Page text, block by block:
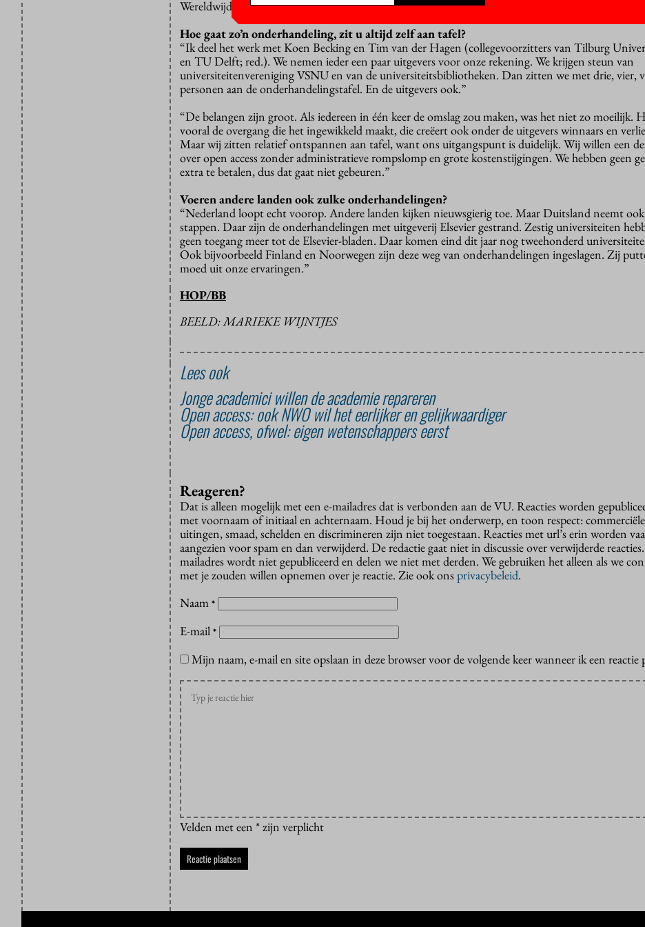
Wereldwijd gaat er zo’n zeven miljard euro in om.”
Hoe gaat zo’n onderhandeling, zit u altijd zelf aan tafel?
“Ik deel het werk met Koen Becking en Tim van der Hagen (collegevoorzitters van Tilburg
en TU Delft; red.). We nemen ieder een paar uitgevers voor onze rekening. We krijgen steun van
universiteitenvereniging VSNU en van de universiteitsbibliotheken. Dan zitten we met drie, vier,
personen aan de onderhandelingstafel. En de uitgevers ook.”
“De belangen zijn groot. Als iedereen in één keer de omslag zou maken, was het niet zo moeilijk.
vooral de overgang die het ingewikkeld maakt, die creëert ook onder de uitgevers winnaars en
Maar wij zitten relatief ontspannen aan tafel, want ons uitgangspunt is duidelijk. Wij willen een
over open access zonder administratieve rompslomp en grote kostenstijgingen. We hebben geen
extra te betalen, dus dat gaat niet gebeuren.”
Voeren andere landen ook zulke onderhandelingen?
“Nederland loopt echt voorop. Andere landen kijken nieuwsgierig toe. Maar Duitsland neemt
stappen. Daar zijn de onderhandelingen met uitgeverij Elsevier gestrand. Zestig universiteiten
geen toegang meer tot de Elsevier-bladen. Daar komen eind dit jaar nog tweehonderd
Ook bijvoorbeeld Finland en Noorwegen zijn deze weg van onderhandelingen ingeslagen. Zij
moed uit onze ervaringen.”
HOP/BB
BEELD: MARIEKE WIJNTJES
Lees ook
Jonge academici willen de academie repareren
Open access: ook NWO wil het eerlijker en gelijkwaardiger
Open access, ofwel: eigen wetenschappers eerst
Reageren?
Dat is alleen mogelijk met een e-mailadres dat is verbonden aan de VU. Reacties worden
met voornaam of initiaal en achternaam. Houd je bij het onderwerp, en toon respect: commerciële
uitingen, smaad, schelden en discrimineren zijn niet toegestaan. Reacties met url’s erin worden
aangezien voor spam en dan verwijderd. De redactie gaat niet in discussie over verwijderde reacties.
mailadres wordt niet gepubliceerd en delen we niet met derden. We gebruiken het alleen als we
met je zouden willen opnemen over je reactie. Zie ook onsprivacybeleid.
Naam *
E-mail *
Mijn naam, e-mail en site opslaan in deze browser voor de volgende keer wanneer ik een reactie
Velden met een * zijn verplicht